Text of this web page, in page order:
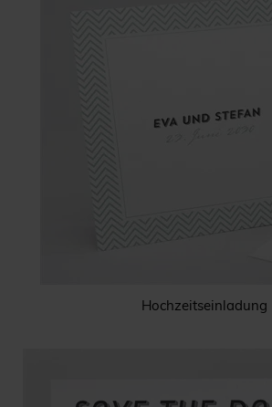
Hochzeitseinladung